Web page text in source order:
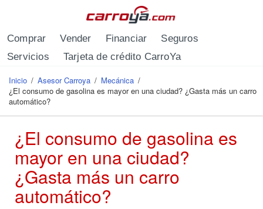
Comprar Vender Financiar
Seguros
Servicios
Tarjeta de crédito CarroYa
Se encuentra usted aquí
Inicio / Asesor Carroya / Mecánica /
¿El consumo de gasolina es mayor en una ciudad? ¿Gasta más un carro
automático?
¿El consumo de gasolina es
mayor en una ciudad?
¿Gasta más un carro
automático?